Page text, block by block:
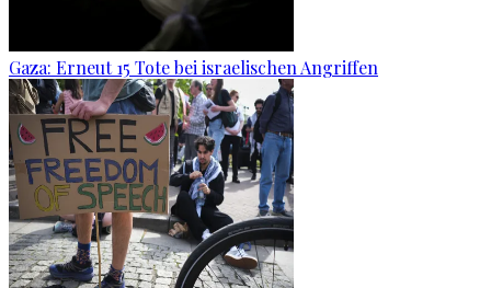
Gaza: Erneut 15 Tote bei israelischen Angriffen